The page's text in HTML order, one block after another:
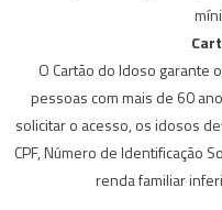
O Cartão do Idoso garante
pessoas com mais de 60
solicitar o acesso, os idosos
CPF, Número de Identificação
renda familiar